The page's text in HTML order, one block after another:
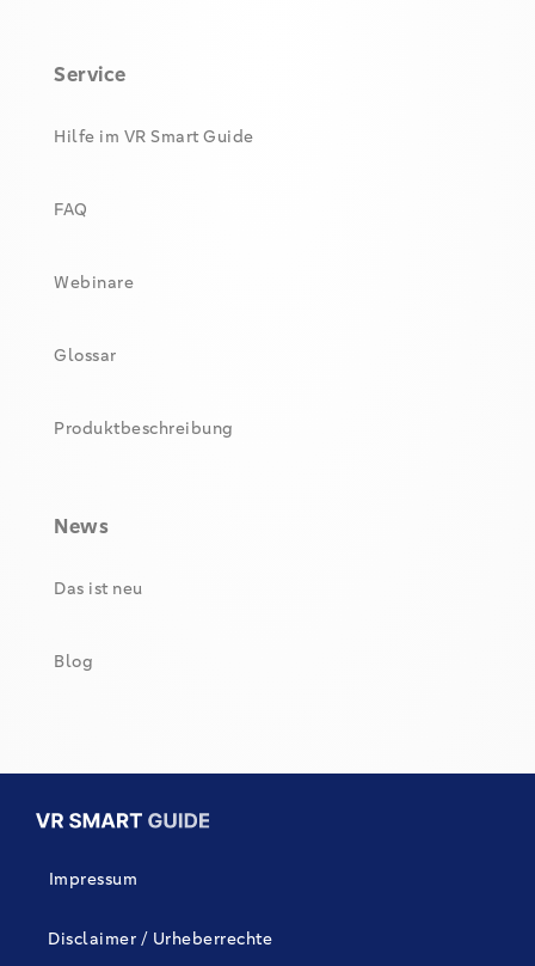
Service
Hilfe im VR Smart Guide
FAQ
Webinare
Glossar
Produktbeschreibung
News
Das ist neu
Blog
Impressum
Disclaimer / Urheberrechte